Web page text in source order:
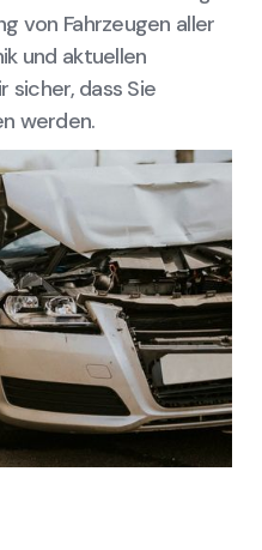
von Fahrzeugen aller
und aktuellen
sicher, dass Sie
werden.